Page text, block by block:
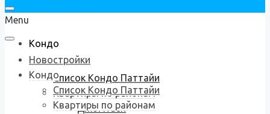
Кондо
Список Кондо Паттайи
Квартиры по районам
Джомтьен
Menu
Новостройки
Кондо
Список Кондо Паттайи
Квартиры по районам